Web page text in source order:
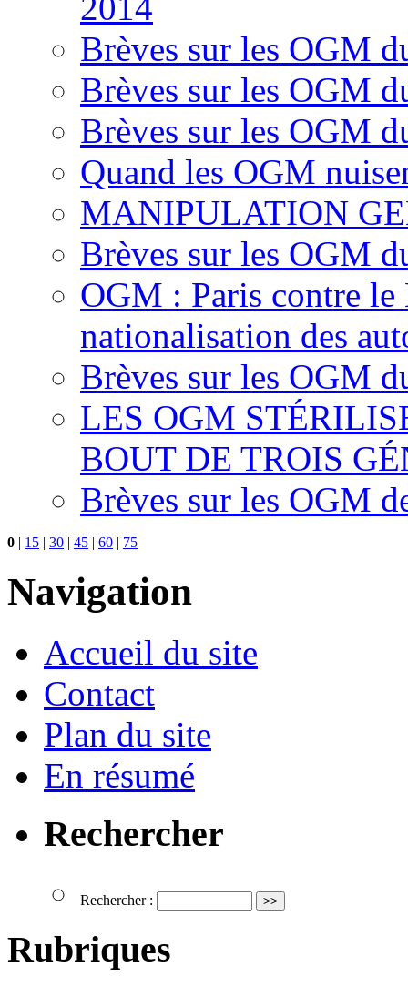
Brèves sur les OGM
Brèves sur les OGM
Brèves sur les OGM
Quand les OGM
MANIPULATION
Brèves sur les OGM
OGM : Paris contre
nationalisation des
Brèves sur les OGM
LES OGM
BOUT DE TROIS
Brèves sur les OGM
0 | 15 | 30 | 45 | 60 | 75
Navigation
Accueil du site
Contact
Plan du site
En résumé
Rechercher
Rechercher :
Rubriques